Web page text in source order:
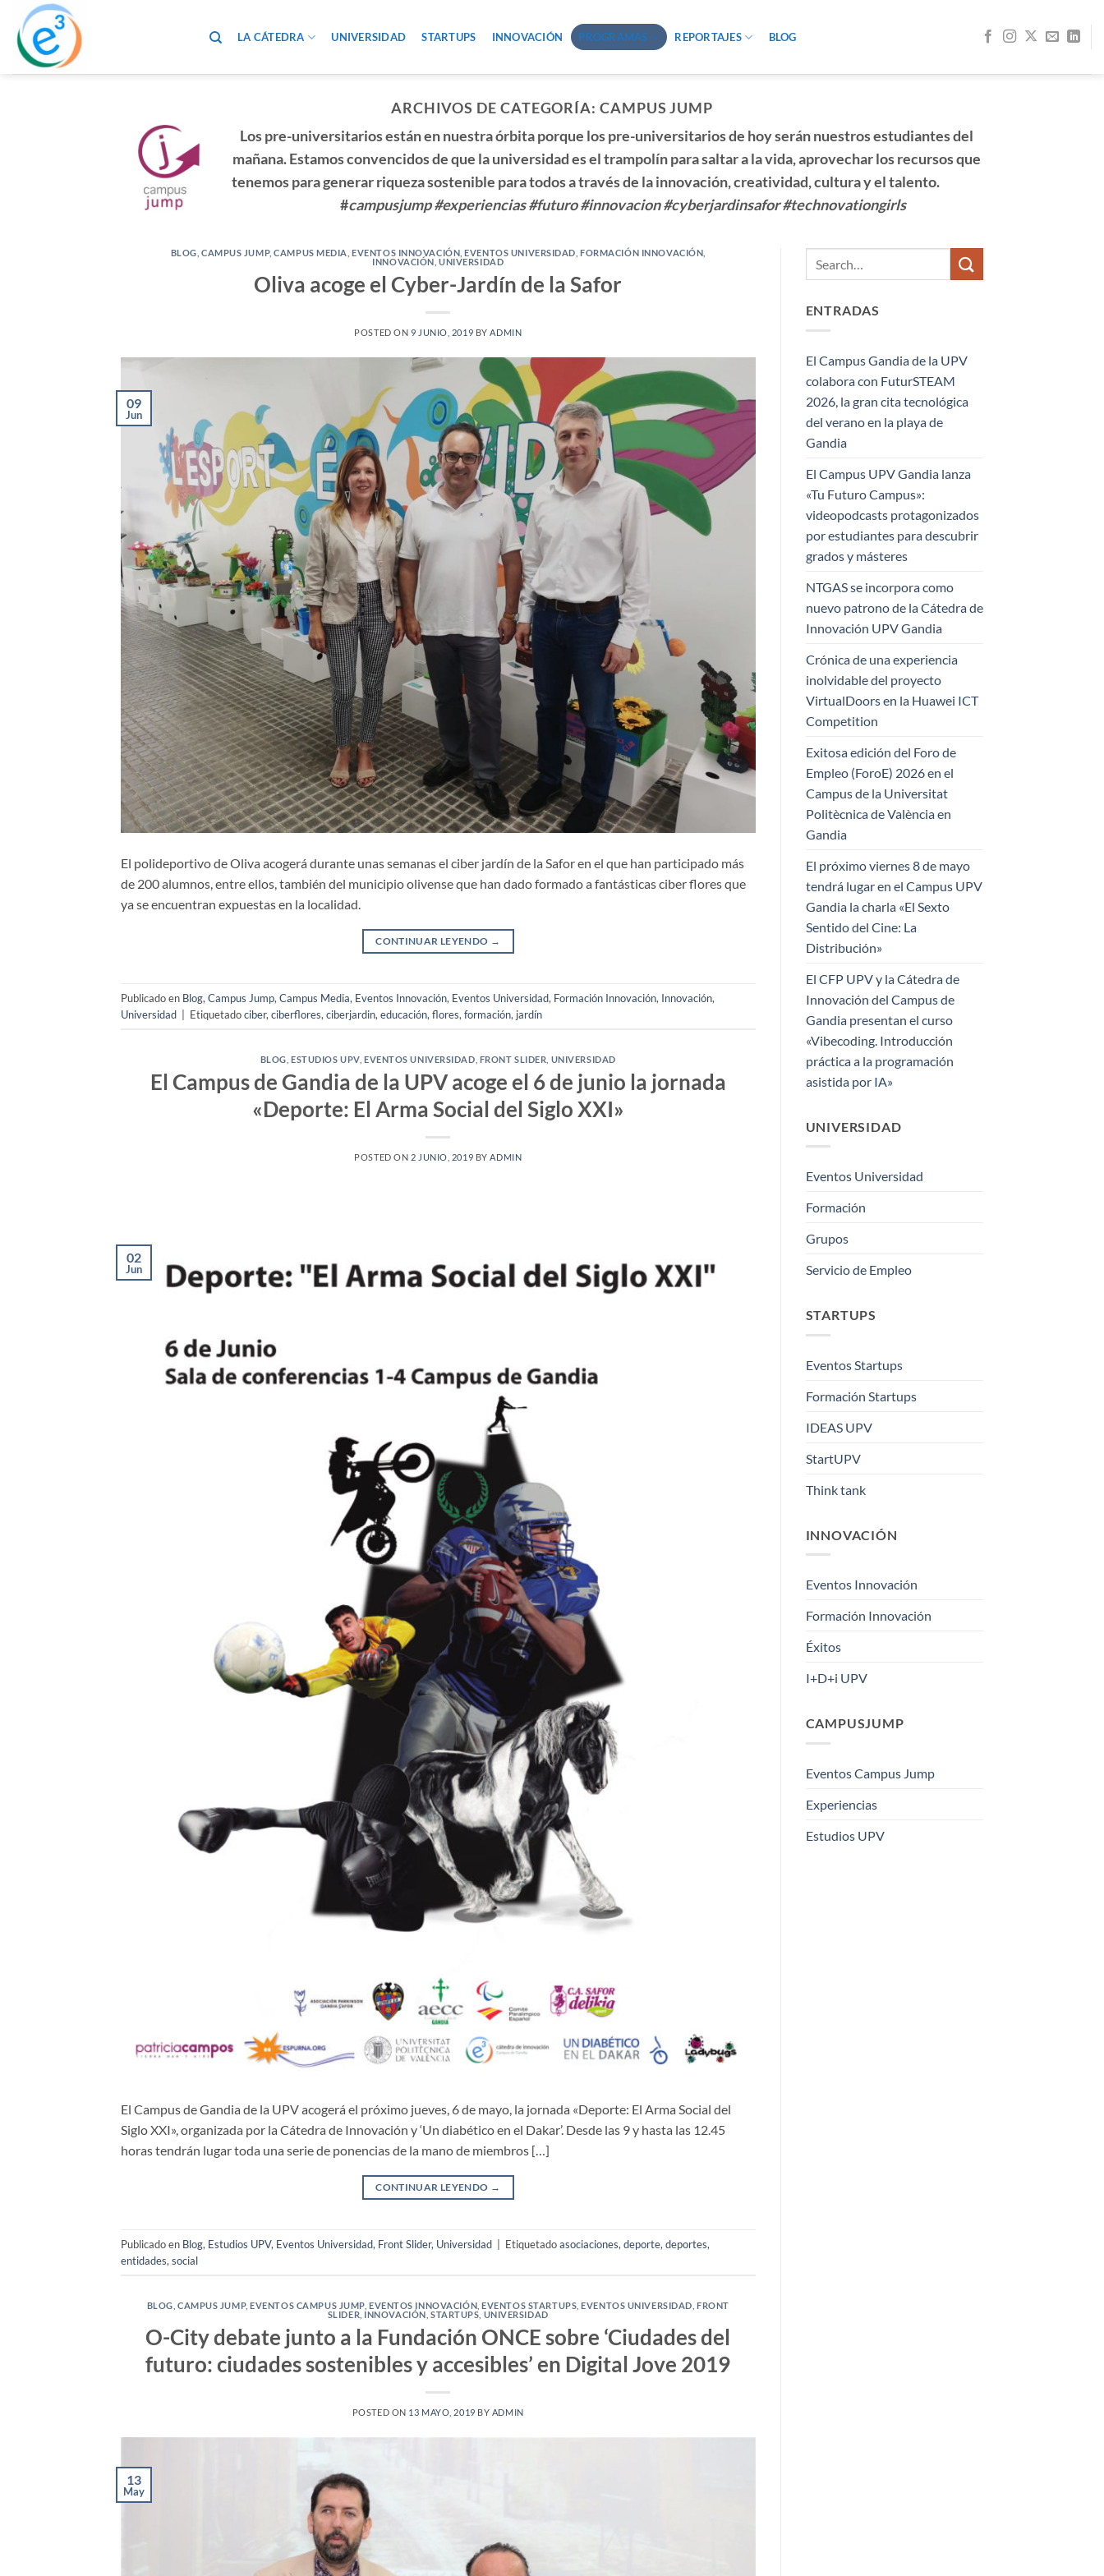
Saltar
contenido
LA CÁTEDRA UNIVERSIDAD STARTUPS INNOVACIÓN PROGRAMAS REPORTAJES BLOG
ARCHIVOS DE CATEGORÍA:CAMPUS JUMP
Lospre-universitariosestán en nuestra órbita porque los pre-universitarios de hoy serán nuestros estudiantes del
mañana. Estamos convencidos de que la universidad es eltrampolínpara saltar a lavida, aprovechar los recursos que
tenemos paragenerar riqueza sostenible para todos a través de la innovación, creatividad, cultura y el talento.
#campusjump #experiencias #futuro #innovacion #cyberjardinsafor #technovationgirls
BLOG CAMPUS JUMP,CAMPUS MEDIA ,EVENTOS INNOVACIÓN ,EVENTOS UNIVERSIDAD ,FORMACIÓN INNOVACIÓN
INNOVACIÓN ,UNIVERSIDAD
Oliva acoge el Cyber-Jardín de la Safor
POSTED ON 9 JUNIO, 2019 BYADMIN
09
Jun
El polideportivo de Oliva acogerá durante unas semanas el ciber jardín de la Safor en el que han participado más
de 200 alumnos, entre ellos, también del municipio olivense que han dado formado a fantásticas ciber flores que
ya se encuentran expuestas en la localidad.
CONTINUAR LEYENDO →
Publicado en Blog, Campus Jump, Campus Media, Eventos Innovación, Eventos Universidad, Formación Innovación, Innovación,
Universidad | Etiquetadociber, ciberflores, ciberjardin, educación, flores, formación, jardín
BLOG ,ESTUDIOS UPV, EVENTOS UNIVERSIDAD FRONT SLIDER UNIVERSIDAD
El Campus de Gandia de la UPV acoge el 6 de junio la jornada
«Deporte: El Arma Social del Siglo XXI»
POSTED ON 2 JUNIO, 2019 BYADMIN
02
Jun
El Campus de Gandia de la UPV acogerá el próximo jueves, 6 de mayo, la jornada «Deporte: El Arma Social del
Siglo XXI», organizada por la Cátedra de Innovación y ‘Un diabético en el Dakar’. Desde las 9 y hasta las 12.45
horas tendrán lugar toda una serie de ponencias de la mano de miembros […]
CONTINUAR LEYENDO →
Publicado en Blog, Estudios UPV, Eventos Universidad, Front Slider, Universidad Etiquetadoasociaciones, deporte, deportes,
entidades, social
BLOG CAMPUS JUMP,EVENTOS CAMPUS JUMP,EVENTOS INNOVACIÓN ,EVENTOS STARTUPS ,EVENTOS UNIVERSIDAD ,FRONT
SLIDER INNOVACIÓN STARTUPS UNIVERSIDAD
O-City debate junto a la Fundación ONCE sobre ‘Ciudades del
futuro: ciudades sostenibles y accesibles’ en Digital Jove 2019
POSTED ON 13 MAYO, 2019 BY ADMIN
13
May
ENTRADAS
El Campus Gandia de la UPV
colabora con FuturSTEAM
2026, la gran cita tecnológica
del verano en la playa de
Gandia
El Campus UPV Gandia lanza
«Tu Futuro Campus»:
videopodcasts protagonizados
por estudiantes para descubrir
grados y másteres
NTGAS se incorpora como
nuevo patrono de la Cátedra de
Innovación UPV Gandia
Crónica de una experiencia
inolvidable del proyecto
VirtualDoors en la Huawei ICT
Competition
Exitosa edición del Foro de
Empleo (ForoE) 2026 en el
Campus de la Universitat
Politècnica de València en
Gandia
El próximo viernes 8 de mayo
tendrá lugar en el Campus UPV
Gandia la charla «El Sexto
Sentido del Cine: La
Distribución»
El CFP UPV y la Cátedra de
Innovación del Campus de
Gandia presentan el curso
«Vibecoding. Introducción
práctica a la programación
asistida por IA»
UNIVERSIDAD
Eventos Universidad
Formación
Grupos
Servicio de Empleo
STARTUPS
Eventos Startups
Formación Startups
IDEAS UPV
StartUPV
Think tank
INNOVACIÓN
Eventos Innovación
Formación Innovación
Éxitos
I+D+i UPV
CAMPUSJUMP
Eventos Campus Jump
Experiencias
Estudios UPV